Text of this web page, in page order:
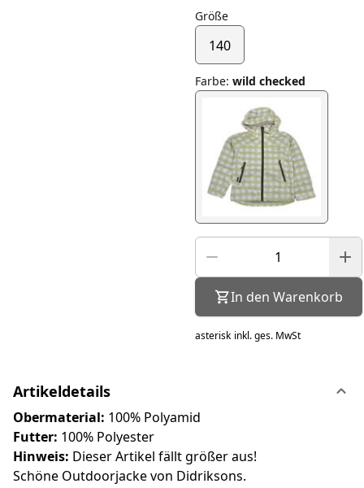
Größe
140
Farbe: wild checked
In den Warenkorb
asterisk inkl. ges. MwSt
Artikeldetails
Obermaterial: 100% Polyamid
Futter: 100% Polyester
Hinweis: Dieser Artikel fällt größer aus!
Schöne Outdoorjacke von Didriksons.